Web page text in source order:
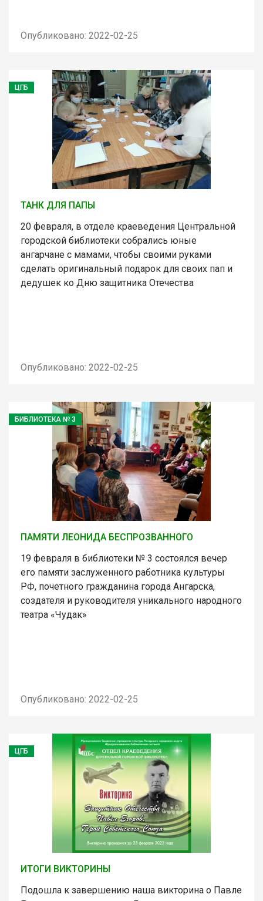
Опубликовано: 2022-02-25
ЦГБ
ТАНК ДЛЯ ПАПЫ
20 февраля, в отделе краеведения Центральной
городской библиотеки собрались юные
ангарчане с мамами, чтобы своими руками
сделать оригинальный подарок для своих пап и
дедушек ко Дню защитника Отечества
Опубликовано: 2022-02-25
БИБЛИОТЕКА № 3
ПАМЯТИ ЛЕОНИДА БЕСПРОЗВАННОГО
19 февраля в библиотеки № 3 состоялся вечер
его памяти заслуженного работника культуры
РФ, почетного гражданина города Ангарска,
создателя и руководителя уникального народного
театра «Чудак»
Опубликовано: 2022-02-25
ЦГБ
ИТОГИ ВИКТОРИНЫ
Подошла к завершению наша викторина о Павле